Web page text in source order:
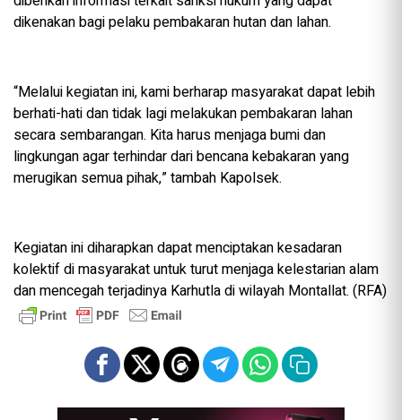
dikenakan bagi pelaku pembakaran hutan dan lahan.
“Melalui kegiatan ini, kami berharap masyarakat dapat lebih
berhati-hati dan tidak lagi melakukan pembakaran lahan
secara sembarangan. Kita harus menjaga bumi dan
lingkungan agar terhindar dari bencana kebakaran yang
merugikan semua pihak,” tambah Kapolsek.
Kegiatan ini diharapkan dapat menciptakan kesadaran
kolektif di masyarakat untuk turut menjaga kelestarian alam
dan mencegah terjadinya Karhutla di wilayah Montallat. (RFA)